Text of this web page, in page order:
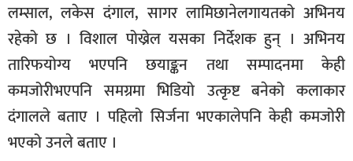
लम्साल, लकेस दंगाल, सागर लामिछानेलगायतको अभिनय
रहेको छ । विशाल पोख्रेल यसका निर्देशक हुन् । अभिनय
तारिफयोग्य भएपनि छयाङ्कन तथा सम्पादनमा केही
कमजोरीभएपनि समग्रमा भिडियो उत्कृष्ट बनेको कलाकार
दंगालले बताए । पहिलो सिर्जना भएकालेपनि केही कमजोरी
भएको उनले बताए ।